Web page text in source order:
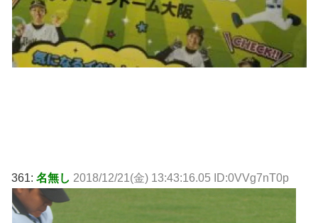
361: 名無し 2018/12/21(金) 13:43:16.05 ID:0VVg7nT0p